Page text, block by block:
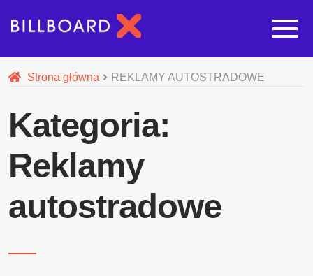
Strona główna REKLAMY AUTOSTRADOWE
Kategoria:
Reklamy
autostradowe